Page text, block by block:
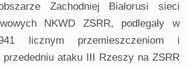
Zachodniej Białorusi sieci
NKWD ZSRR, podlegały w
licznym przemieszczeniom i
przededniu ataku III Rzeszy na ZSRR